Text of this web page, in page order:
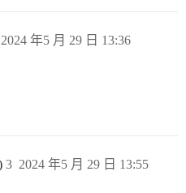
2024 年5 月 29 日 13:36
2024 年5 月 29 日 13:55
3